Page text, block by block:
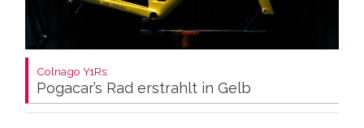
Colnago Y1Rs:
Pogacar’s Rad erstrahlt in Gelb